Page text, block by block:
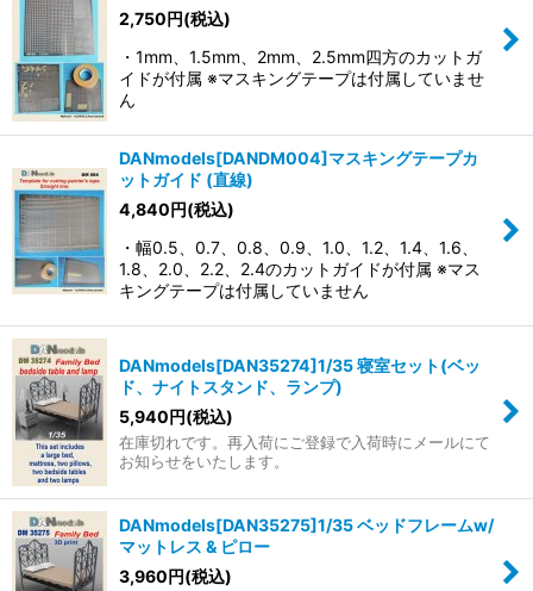
2,750円(税込)
・1mm、1.5mm、2mm、2.5mm四方のカットガ
イドが付属 ※マスキングテープは付属していませ
ん
DANmodels[DANDM004]マスキングテープカ
ットガイド (直線)
4,840円(税込)
・幅0.5、0.7、0.8、0.9、1.0、1.2、1.4、1.6、
1.8、2.0、2.2、2.4のカットガイドが付属 ※マス
キングテープは付属していません
DANmodels[DAN35274]1/35 寝室セット(ベッ
ド、ナイトスタンド、ランプ)
5,940円(税込)
在庫切れです。再入荷にご登録で入荷時にメールにて
お知らせをいたします。
DANmodels[DAN35275]1/35 ベッドフレームw/
マットレス & ピロー
3,960円(税込)